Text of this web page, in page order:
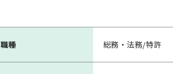
職種 総務・法務/特許